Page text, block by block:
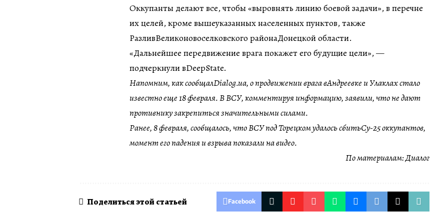
Оккупанты делают все, чтобы «выровнять линию боевой задачи», в перечне
их целей, кроме вышеуказанных населенных пунктов, также
РазливВеликоновоселковского районаДонецкой области.
«Дальнейшее передвижение врага покажет его будущие цели», —
подчеркнули вDeepState.
Напомним, как сообщалDialog.ua, о продвижении врага вАндреевке и Улаклах стало
известно еще 18 февраля. В ВСУ, комментируя информацию, заявили, что не дают
противнику закрепиться значительными силами.
Ранее, 8 февраля, сообщалось, что ВСУ под Торецком удалось сбитьСу-25 оккупантов,
момент его падения и взрыва показали на видео.
По материалам:Диалог
Поделиться этой статьей Facebook